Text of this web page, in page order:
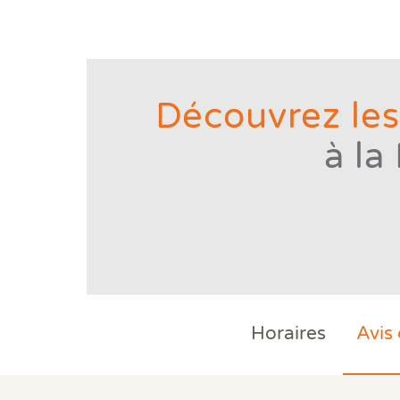
Découvrez
à la
Horaires Avis